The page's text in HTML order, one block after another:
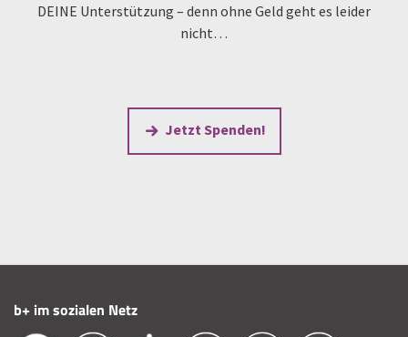
DEINE Unterstützung – denn ohne Geld geht es leider
nicht…
Jetzt Spenden!
b+ im sozialen Netz